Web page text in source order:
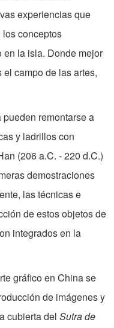
experiencias que
conceptos
la isla. Donde mejor
campo de las artes,
remontarse a
y ladrillos con
(206 a.C. - 220 d.C.)
demostraciones
las técnicas e
de estos objetos de
integrados en la
gráfico en China se
de imágenes y
cubierta del Sutra de